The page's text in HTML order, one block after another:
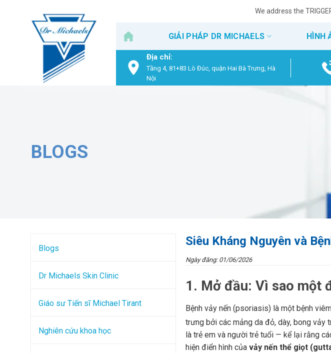
We address the
GIẢI PHÁP DR MICHAELS HÌNH
Địa chỉ:
Tầng 4, 81+83 Lò Đúc, quận Hai Bà Trưng, Hà
Nội
BLOGS
Blogs
Dr Michaels Skin Clinic
Giáo sư Tiến sĩ Michael Tirant
Nghiên cứu khoa học
Siêu Kháng Nguyên và
Ngày đăng: 01/06/2026
1. Mở đầu: Vì sao một
Bệnh vảy nến (psoriasis) là một bệnh
trưng bởi các mảng da đỏ, dày, bong
là trẻ em và người trẻ tuổi — kể lại rằng
hiện điển hình củavảy nến thể giọt